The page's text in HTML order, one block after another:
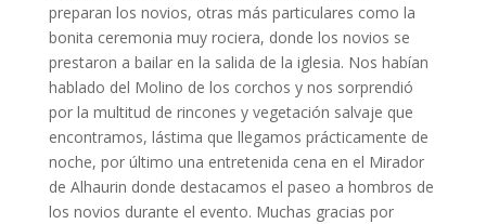
preparan los novios, otras más particulares como la
bonita ceremonia muy rociera, donde los novios se
prestaron a bailar en la salida de la iglesia. Nos habían
hablado del Molino de los corchos y nos sorprendió
por la multitud de rincones y vegetación salvaje que
encontramos, lástima que llegamos prácticamente de
noche, por último una entretenida cena en el Mirador
de Alhaurin donde destacamos el paseo a hombros de
los novios durante el evento. Muchas gracias por